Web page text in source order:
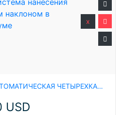
QBT-J ПОЛНОСТЬЮ АВТОМАТИЧЕСКАЯ ЧЕТЫРЕХКАМЕРНАЯ СИСТЕМА НАНЕСЕНИЯ ПОКРЫТИЯ С ДВОЙНЫМ НАКЛОНОМ В СВЕРХВЫСОКОМ ВАКУУМЕ
USD
x